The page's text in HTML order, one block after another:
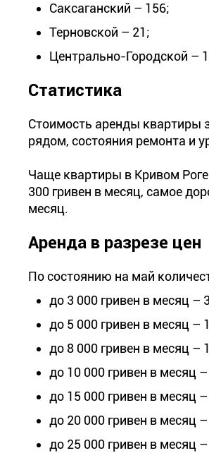
Саксаганский – 156;
Терновской – 21;
Центрально-Городской –
Статистика
Стоимость аренды квартиры
рядом, состояния ремонта и
Чаще квартиры в Кривом
300 гривен в месяц, самое
месяц.
Аренда в разрезе цен
По состоянию на май
до 3 000 гривен в месяц –
до 5 000 гривен в месяц –
до 8 000 гривен в месяц –
до 10 000 гривен в месяц
до 15 000 гривен в месяц
до 20 000 гривен в месяц
до 25 000 гривен в месяц –